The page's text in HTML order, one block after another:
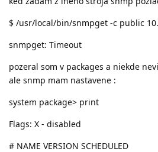
$ /usr/local/bin/snmpget -c public
snmpget: Timeout
pozeral som v packages a niekde
ale snmp mam nastavene :
system package> print
Flags: X - disabled
# NAME VERSION SCHEDULED